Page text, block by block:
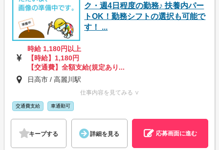
ク・週4日程度の勤務♪ 扶養内パー
トOK！勤務シフトの選択も可能で
す！ ...
時給 1,180円以上
【時給】1,180円
【交通費】全額支給(規定あり...
日高市 / 高麗川駅
仕事内容を見てみる ∨
交通費支給 車通勤可
キープする 詳細を見る 応募画面に進む